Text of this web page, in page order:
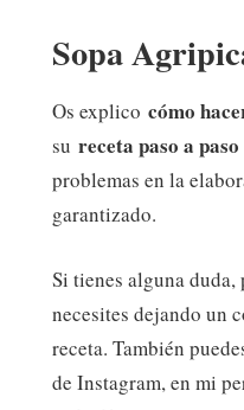
Sopa
Os explico cómo
su receta paso a paso
problemas en la
garantizado.
Si tienes alguna
necesites dejando un
receta. También
de Instagram, en mi